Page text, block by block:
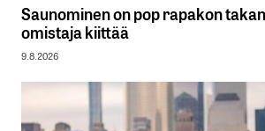
Saunominen on pop rapakon
omistaja kiittää
9.8.2026